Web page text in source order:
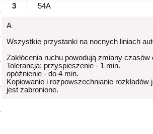
3
54A
A
Wszystkie przystanki na nocnych liniach
Zakłócenia ruchu powodują zmiany czasów
Tolerancja: przyspieszenie - 1 min.
opóźnienie - do 4 min.
Kopiowanie i rozpowszechnianie
jest zabronione.